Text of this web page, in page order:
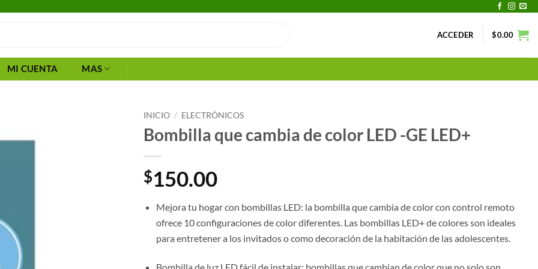
ACCEDER $0.00
MI CUENTA MAS
INICIO / ELECTRÓNICOS
Bombilla que cambia de color LED -GE LED+
$150.00
Mejora tu hogar con bombillas LED: la bombilla que cambia de color con control remoto
ofrece 10 configuraciones de color diferentes. Las bombillas LED+ de colores son ideales
para entretener a los invitados o como decoración de la habitación de las adolescentes.
Bombilla de luz LED fácil de instalar: bombillas que cambian de color que no solo son